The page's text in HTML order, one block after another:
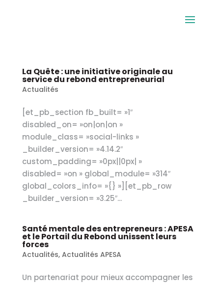
La Quête : une initiative originale au
service du rebond entrepreneurial
Actualités
[et_pb_section fb_built= »1″
disabled_on= »on|on|on »
module_class= »social-links »
_builder_version= »4.14.2″
custom_padding= »0px||0px| »
disabled= »on » global_module= »314″
global_colors_info= »{} »][et_pb_row
_builder_version= »3.25″...
Santé mentale des entrepreneurs : APESA
et le Portail du Rebond unissent leurs
forces
Actualités, Actualités APESA
Un partenariat pour mieux accompagner les